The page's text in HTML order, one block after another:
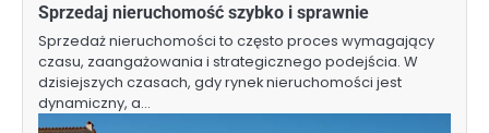
Sprzedaj nieruchomość szybko i sprawnie
Sprzedaż nieruchomości to często proces wymagający
czasu, zaangażowania i strategicznego podejścia. W
dzisiejszych czasach, gdy rynek nieruchomości jest
dynamiczny, a…